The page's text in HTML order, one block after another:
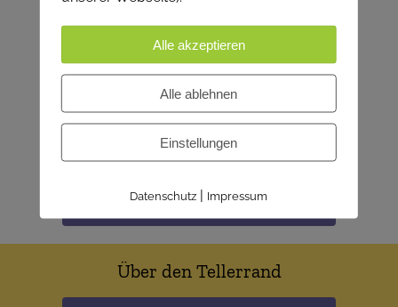
Pfarrcaritas & Hilfsprojekte
Mitmachen
Begegnungszentrum FranZ
Kindergärten (Nikolausstiftung)
Über den Tellerrand
Alle akzeptieren
Alle ablehnen
Einstellungen
Datenschutz | Impressum